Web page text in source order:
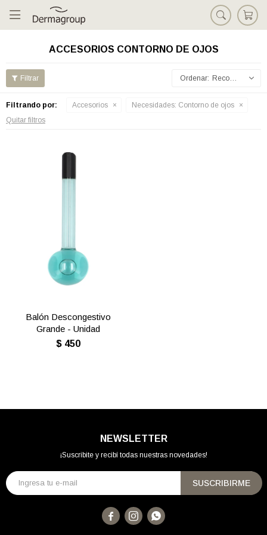

ACCESORIOS CONTORNO DE OJOS
Recomendados
Filtrando por: Accesorios Necesidades: Contorno de ojos
Quitar filtros
Balón Descongestivo
Grande - Unidad
$ 450
NEWSLETTER
¡Suscribite y recibí todas nuestras novedades!
SUSCRIBIRME
  